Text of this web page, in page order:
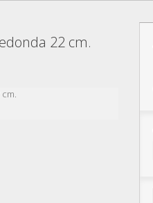
22 cm.